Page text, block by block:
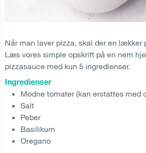
Når man laver pizza, skal der en lækker
Læs vores simple opskrift på en nem
pizzasauce med kun 5 ingredienser.
Ingredienser
Modne tomater (kan erstattes med
Salt
Peber
Basilikum
Oregano